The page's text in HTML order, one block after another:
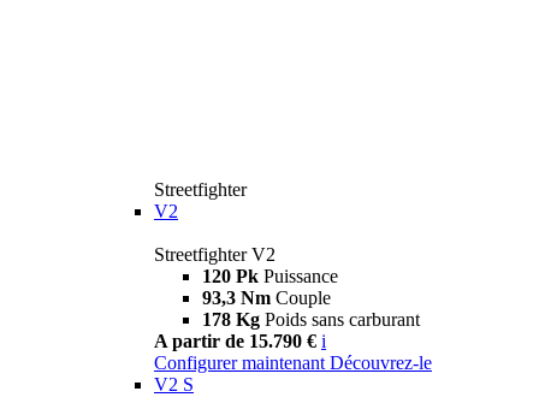
Streetfighter
V2
Streetfighter V2
120 Pk Puissance
93,3 Nm Couple
178 Kg Poids sans carburant
A partir de 15.790 € i
Configurer maintenant Découvrez-le
V2 S